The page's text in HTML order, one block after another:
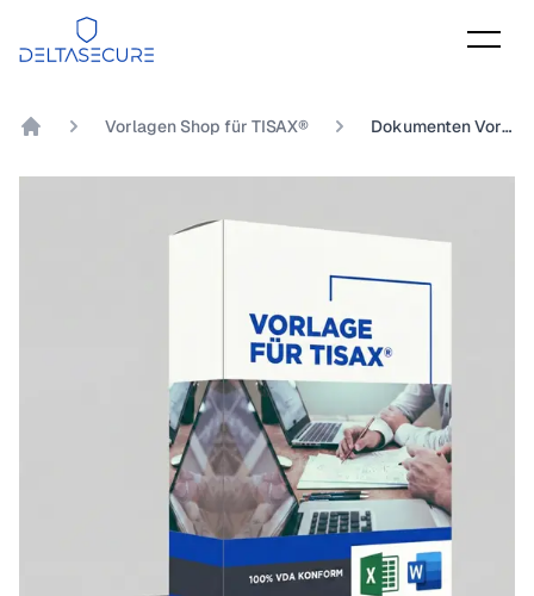
DeltaSecure
Vorlagen Shop für TISAX® Dokumenten Vorlage TISAX® Kapitel 9.5.1 Inwieweit ist die Übermittlung von Daten gemanagt?